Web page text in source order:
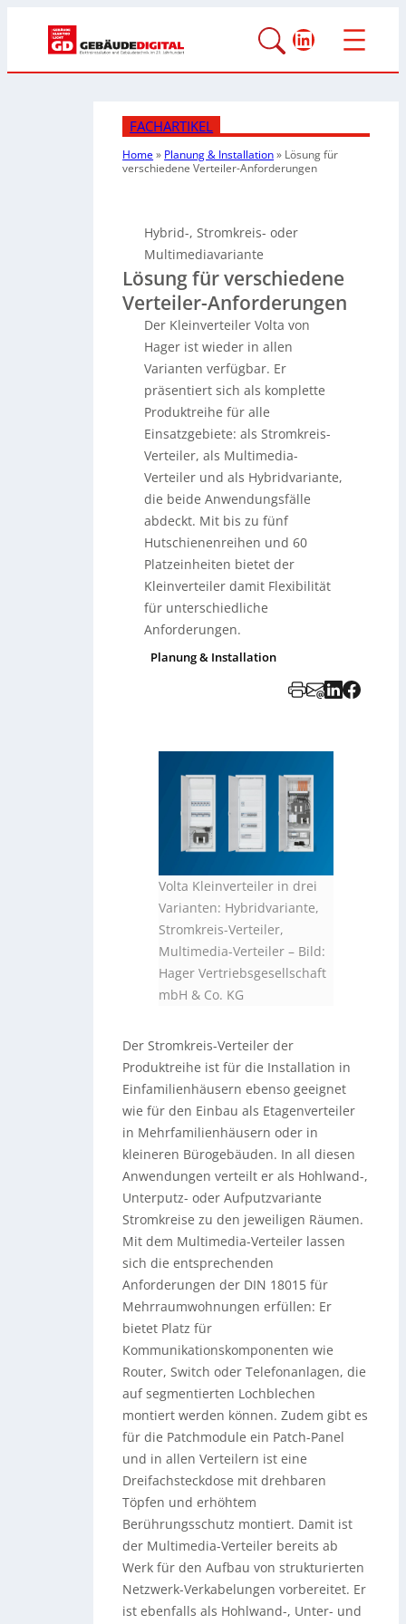
LinkedIn
FACHARTIKEL
Home» Planung & Installation» Lösung für
verschiedene Verteiler-Anforderungen
Hybrid-, Stromkreis- oder
Multimediavariante
Lösung für verschiedene
Verteiler-Anforderungen
Der Kleinverteiler Volta von
Hager ist wieder in allen
Varianten verfügbar. Er
präsentiert sich als komplette
Produktreihe für alle
Einsatzgebiete: als Stromkreis-
Verteiler, als Multimedia-
Verteiler und als Hybridvariante,
die beide Anwendungsfälle
abdeckt. Mit bis zu fünf
Hutschienenreihen und 60
Platzeinheiten bietet der
Kleinverteiler damit Flexibilität
für unterschiedliche
Anforderungen.
Planung & Installation
Volta Kleinverteiler in drei
Varianten: Hybridvariante,
Stromkreis-Verteiler,
Multimedia-Verteiler – Bild:
Hager Vertriebsgesellschaft
mbH & Co. KG
Der Stromkreis-Verteiler der
Produktreihe ist für die Installation in
Einfamilienhäusern ebenso geeignet
wie für den Einbau als Etagenverteiler
in Mehrfamilienhäusern oder in
kleineren Bürogebäuden. In all diesen
Anwendungen verteilt er als Hohlwand-,
Unterputz- oder Aufputzvariante
Stromkreise zu den jeweiligen Räumen.
Mit dem Multimedia-Verteiler lassen
sich die entsprechenden
Anforderungen der DIN 18015 für
Mehrraumwohnungen erfüllen: Er
bietet Platz für
Kommunikationskomponenten wie
Router, Switch oder Telefonanlagen, die
auf segmentierten Lochblechen
montiert werden können. Zudem gibt es
für die Patchmodule ein Patch-Panel
und in allen Verteilern ist eine
Dreifachsteckdose mit drehbaren
Töpfen und erhöhtem
Berührungsschutz montiert. Damit ist
der Multimedia-Verteiler bereits ab
Werk für den Aufbau von strukturierten
Netzwerk-Verkabelungen vorbereitet. Er
ist ebenfalls als Hohlwand-, Unter- und